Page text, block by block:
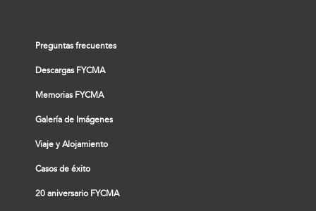
Preguntas frecuentes
Descargas FYCMA
Memorias FYCMA
Galería de Imágenes
Viaje y Alojamiento
Casos de éxito
20 aniversario FYCMA